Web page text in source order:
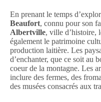
En prenant le temps
Beaufort, connu pour son
Albertville, ville d’histoire,
également le patrimoine
production laitière. Les
d’enchanter, que ce soit au
coeur de la montagne. Les
inclure des fermes, des
des musées consacrés aux